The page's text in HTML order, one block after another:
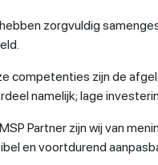
zorgvuldig
competenties zijn de
namelijk; lage
Partner zijn wij van
en voortdurend